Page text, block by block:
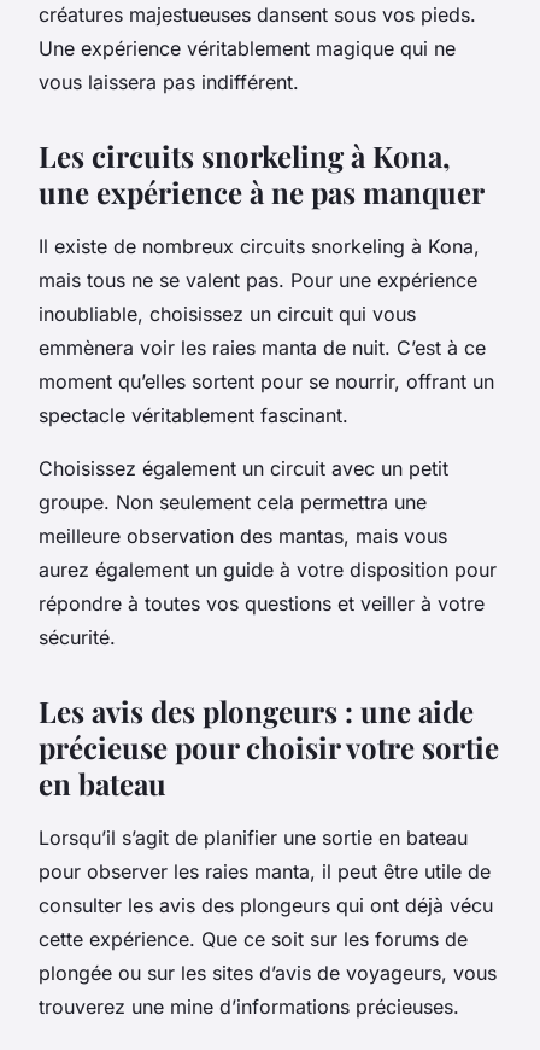
créatures majestueuses dansent sous vos pieds.
Une expérience véritablement magique qui ne
vous laissera pas indifférent.
Les circuits snorkeling à Kona,
une expérience à ne pas manquer
Il existe de nombreux circuits snorkeling à Kona,
mais tous ne se valent pas. Pour une expérience
inoubliable, choisissez un circuit qui vous
emmènera voir les raies manta de nuit. C’est à ce
moment qu’elles sortent pour se nourrir, offrant un
spectacle véritablement fascinant.
Choisissez également un circuit avec un petit
groupe. Non seulement cela permettra une
meilleure observation des mantas, mais vous
aurez également un guide à votre disposition pour
répondre à toutes vos questions et veiller à votre
sécurité.
Les avis des plongeurs : une aide
précieuse pour choisir votre sortie
en bateau
Lorsqu’il s’agit de planifier une sortie en bateau
pour observer les raies manta, il peut être utile de
consulter les avis des plongeurs qui ont déjà vécu
cette expérience. Que ce soit sur les forums de
plongée ou sur les sites d’avis de voyageurs, vous
trouverez une mine d’informations précieuses.